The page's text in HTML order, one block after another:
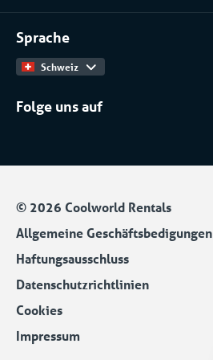
Installateure
Arbeiten bei
Produktkatalog
Kontakt
Sprache
Schweiz
Folge uns auf
© 2026 Coolworld Rentals
Allgemeine Geschäftsbedigungen
Haftungsausschluss
Datenschutzrichtlinien
Cookies
Impressum